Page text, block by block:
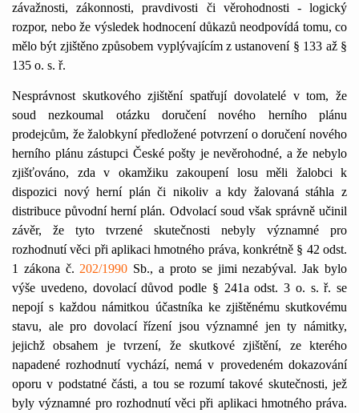
závažnosti, zákonnosti, pravdivosti či věrohodnosti - logický
rozpor, nebo že výsledek hodnocení důkazů neodpovídá tomu, co
mělo být zjištěno způsobem vyplývajícím z ustanovení § 133 až §
135 o. s. ř.
Nesprávnost skutkového zjištění spatřují dovolatelé v tom, že
soud nezkoumal otázku doručení nového herního plánu
prodejcům, že žalobkyní předložené potvrzení o doručení nového
herního plánu zástupci České pošty je nevěrohodné, a že nebylo
zjišťováno, zda v okamžiku zakoupení losu měli žalobci k
dispozici nový herní plán či nikoliv a kdy žalovaná stáhla z
distribuce původní herní plán. Odvolací soud však správně učinil
závěr, že tyto tvrzené skutečnosti nebyly významné pro
rozhodnutí věci při aplikaci hmotného práva, konkrétně § 42 odst.
1 zákona č. 202/1990 Sb., a proto se jimi nezabýval. Jak bylo
výše uvedeno, dovolací důvod podle § 241a odst. 3 o. s. ř. se
nepojí s každou námitkou účastníka ke zjištěnému skutkovému
stavu, ale pro dovolací řízení jsou významné jen ty námitky,
jejichž obsahem je tvrzení, že skutkové zjištění, ze kterého
napadené rozhodnutí vychází, nemá v provedeném dokazování
oporu v podstatné části, a tou se rozumí takové skutečnosti, jež
byly významné pro rozhodnutí věci při aplikaci hmotného práva.